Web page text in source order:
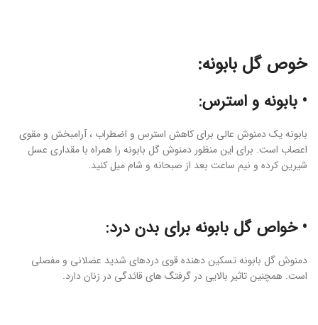
خوص گل بابونه:
• بابونه و استرس:
بابونه یک دمنوش عالی برای کاهش استرس و اضطراب ، آرامبخش و مقوی
اعصاب است. برای این منظور دمنوش گل بابونه را همراه با مقداری عسل
شیرین کرده و نیم ساعت بعد از صبحانه و شام میل کنید.
• خواص گل بابونه برای بدن درد:
دمنوش گل بابونه تسکین دهنده قوی دردهای شدید عضلانی و مفصلی
است. همچنین تاثیر بالایی در گرفتگ های قائدگی در زنان دارد.